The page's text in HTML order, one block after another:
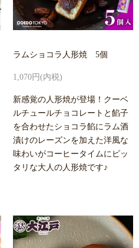
ラムショコラ人形焼 5個
1,070円(内税)
新感覚の人形焼が登場！クーベ
ルチュールチョコレートと餡子
を合わせたショコラ餡にラム酒
漬けのレーズンを加えた洋風な
味わいがコーヒータイムにピッ
タリな大人の人形焼です♪